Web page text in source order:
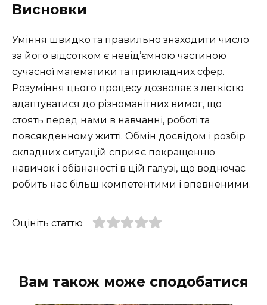
Висновки
Уміння швидко та правильно знаходити число
за його відсотком є невід’ємною частиною
сучасної математики та прикладних сфер.
Розуміння цього процесу дозволяє з легкістю
адаптуватися до різноманітних вимог, що
стоять перед нами в навчанні, роботі та
повсякденному житті. Обмін досвідом і розбір
складних ситуацій сприяє покращенню
навичок і обізнаності в цій галузі, що водночас
робить нас більш компетентими і впевненими.
Оцініть статтю
Вам також може сподобатися